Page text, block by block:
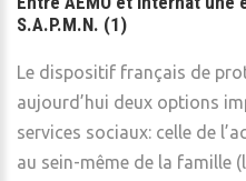
S.A.P.M.N. (1)
Le dispositif français de
aujourd’hui deux options
services sociaux: celle de
au sein-même de la famille